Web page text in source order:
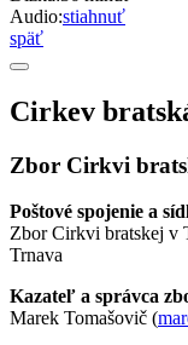
Audio:stiahnuť
späť
Cirkev
Zbor Cirkvi
Poštové spojenie a
Zbor Cirkvi bratskej v
Trnava
Kazateľ a správca
Marek Tomašovič (